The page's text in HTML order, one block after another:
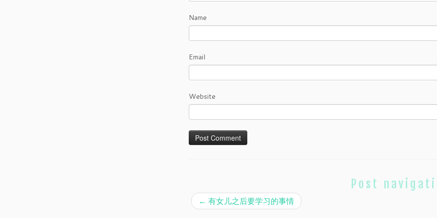
Name
Email
Website
Post
← 有女儿之后要学习的事情